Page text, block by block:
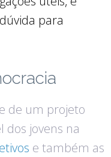
para
de um projeto
dos jovens na
e também as